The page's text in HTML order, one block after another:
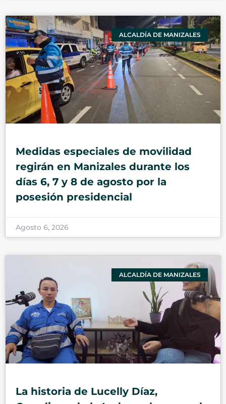
ALCALDÍA DE MANIZALES
Medidas especiales de movilidad
regirán en Manizales durante los
días 6, 7 y 8 de agosto por la
posesión presidencial
Agosto 6, 2026
ALCALDÍA DE MANIZALES
La historia de Lucelly Díaz,